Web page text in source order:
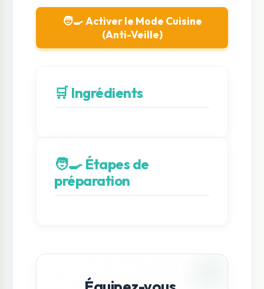
🧑‍🍳 Activer le Mode Cuisine
(Anti-Veille)
🛒 Ingrédients
🧑‍🍳 Étapes de
préparation